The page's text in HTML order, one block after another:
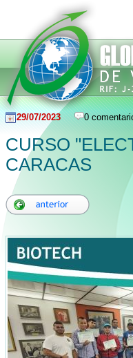
29/07/2023 0
CURSO
CARACAS